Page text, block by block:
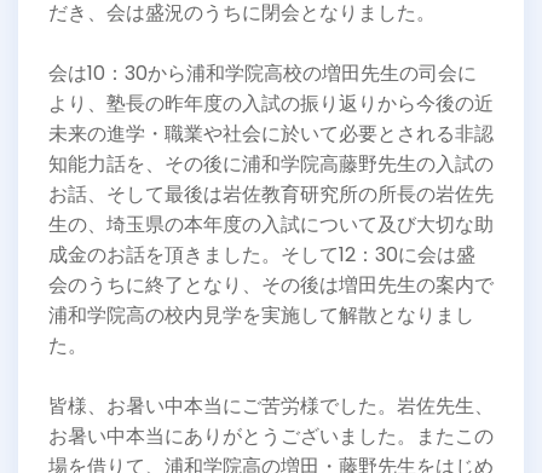
だき、会は盛況のうちに閉会となりました。
会は10：30から浦和学院高校の増田先生の司会に
より、塾長の昨年度の入試の振り返りから今後の近
未来の進学・職業や社会に於いて必要とされる非認
知能力話を、その後に浦和学院高藤野先生の入試の
お話、そして最後は岩佐教育研究所の所長の岩佐先
生の、埼玉県の本年度の入試について及び大切な助
成金のお話を頂きました。そして12：30に会は盛
会のうちに終了となり、その後は増田先生の案内で
浦和学院高の校内見学を実施して解散となりまし
た。
皆様、お暑い中本当にご苦労様でした。岩佐先生、
お暑い中本当にありがとうございました。またこの
場を借りて、浦和学院高の増田・藤野先生をはじめ